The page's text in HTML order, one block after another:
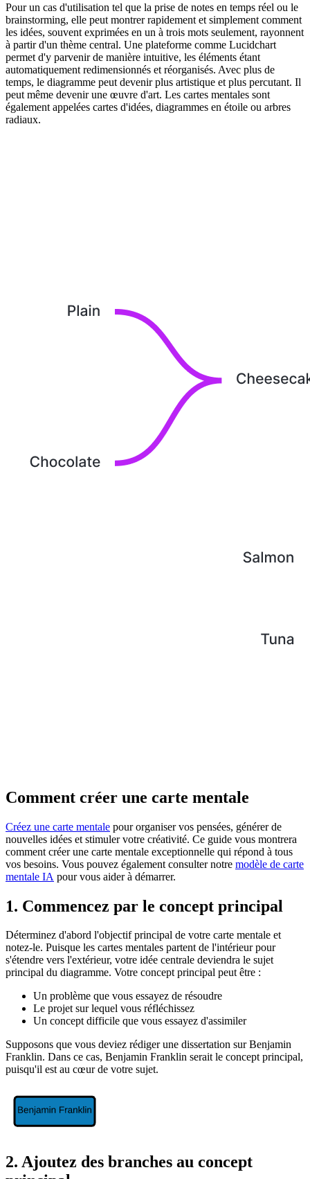
Pour un cas d'utilisation tel que la prise de notes en temps réel ou le
brainstorming, elle peut montrer rapidement et simplement comment
les idées, souvent exprimées en un à trois mots seulement, rayonnent
à partir d'un thème central. Une plateforme comme Lucidchart
permet d'y parvenir de manière intuitive, les éléments étant
automatiquement redimensionnés et réorganisés. Avec plus de
temps, le diagramme peut devenir plus artistique et plus percutant. Il
peut même devenir une œuvre d'art. Les cartes mentales sont
également appelées cartes d'idées, diagrammes en étoile ou arbres
radiaux.
Comment créer une carte mentale
Créez une carte mentale pour organiser vos pensées, générer de
nouvelles idées et stimuler votre créativité. Ce guide vous montrera
comment créer une carte mentale exceptionnelle qui répond à tous
vos besoins. Vous pouvez également consulter notre modèle de carte
mentale IA pour vous aider à démarrer.
1. Commencez par le concept principal
Déterminez d'abord l'objectif principal de votre carte mentale et
notez-le. Puisque les cartes mentales partent de l'intérieur pour
s'étendre vers l'extérieur, votre idée centrale deviendra le sujet
principal du diagramme. Votre concept principal peut être :
Un problème que vous essayez de résoudre
Le projet sur lequel vous réfléchissez
Un concept difficile que vous essayez d'assimiler
Supposons que vous deviez rédiger une dissertation sur Benjamin
Franklin. Dans ce cas, Benjamin Franklin serait le concept principal,
puisqu'il est au cœur de votre sujet.
2. Ajoutez des branches au concept